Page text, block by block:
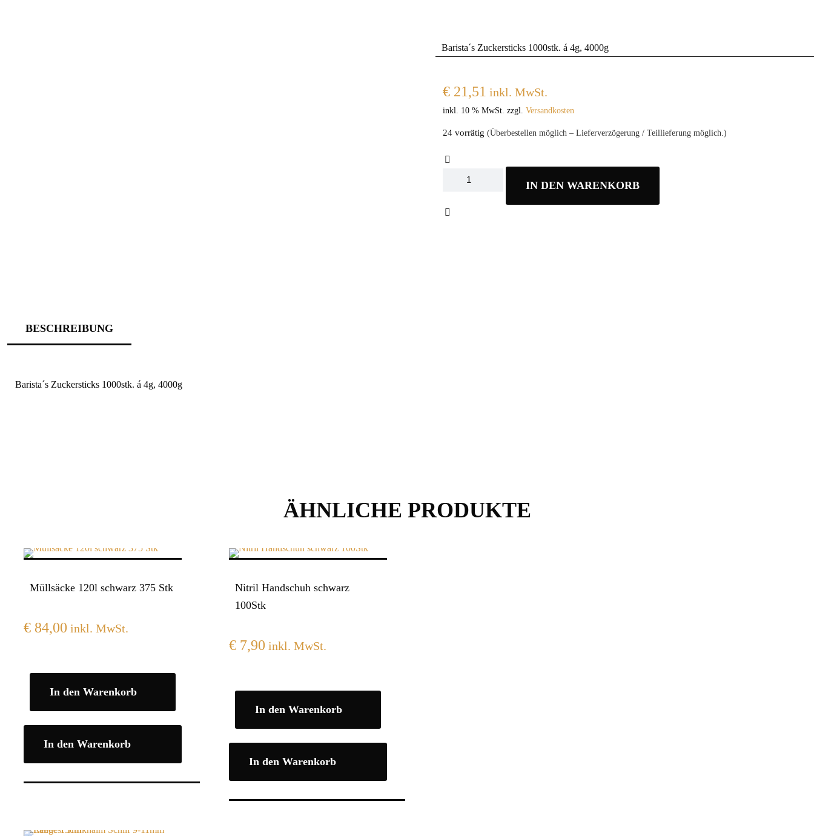
Barista´s Zuckersticks 1000stk. á 4g, 4000g
€ 21,51 inkl. MwSt.
inkl. 10 % MwSt. zzgl.Versandkosten
24 vorrätig(Überbestellen möglich – Lieferverzögerung / Teillieferung möglich.)
Baristas
Zuckersticks
1000stk.
IN DEN WARENKORB
BESCHREIBUNG
Barista´s Zuckersticks 1000stk. á 4g, 4000g
ÄHNLICHE PRODUKTE
Müllsäcke 120l schwarz 375 Stk
€84,00 inkl. MwSt.
In den Warenkorb
In den Warenkorb
Nitril Handschuh schwarz
100Stk
€ 7,90 inkl. MwSt.
In den Warenkorb
In den Warenkorb